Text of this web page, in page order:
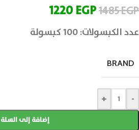
1485EGP
1220EGP
عدد الكبسولات: 100 كبسولة
BRAND
-
+
إضافة إلى السلة